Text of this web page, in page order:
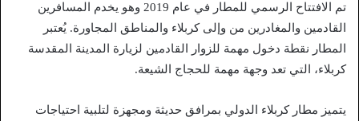
تم الافتتاح الرسمي للمطار في عام 2019 وهو يخدم المسافرين
القادمين والمغادرين من وإلى كربلاء والمناطق المجاورة. يُعتبر
المطار نقطة دخول مهمة للزوار القادمين لزيارة المدينة المقدسة
كربلاء، التي تعد وجهة مهمة للحجاج الشيعة.
يتميز مطار كربلاء الدولي بمرافق حديثة ومجهزة لتلبية احتياجات